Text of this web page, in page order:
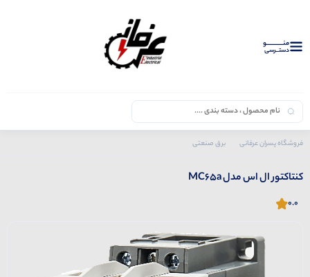
منــــــــــــو
دستــرسی
فروشگاه پسران عرفانی برق صنعتی
کنتاکتور ال اس مدل MC65a
0.0